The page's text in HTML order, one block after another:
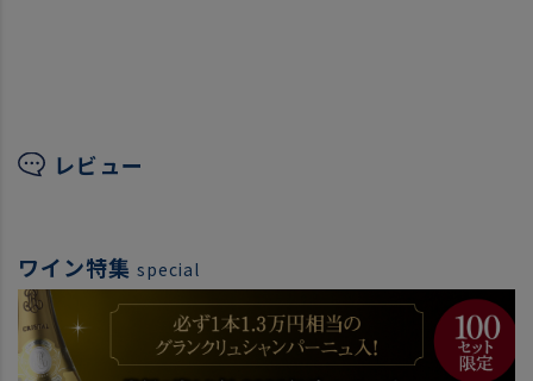
レビュー
ワイン特集 special